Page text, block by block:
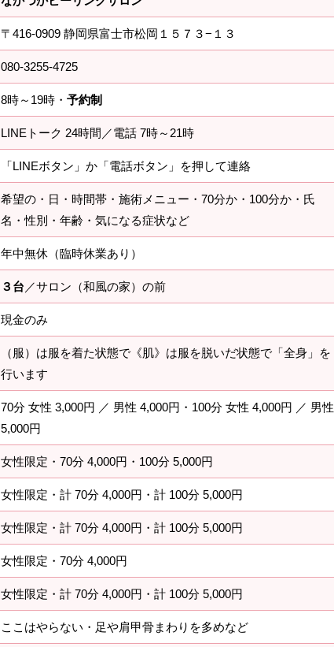
〒416-0909 静岡県富士市松岡１５７３−１３
080-3255-4725
8時～19時・予約制
LINEトーク 24時間／電話 7時～21時
「LINEボタン」か「電話ボタン」を押して連絡
希望の・日・時間帯・施術メニュー・70分か・100分か・氏
名・性別・年齢・気になる症状など
年中無休（臨時休業あり）
３台 ／サロン（和風の家）の前
現金のみ
（服）は服を着た状態で《肌》は服を脱いだ状態で「全身」を
行います
70分 女性 3,000円 ／ 男性 4,000円・100分 女性 4,000円 ／ 男性
5,000円
女性限定・70分 4,000円・100分 5,000円
女性限定・計 70分 4,000円・計 100分 5,000円
女性限定・計 70分 4,000円・計 100分 5,000円
女性限定・70分 4,000円
女性限定・計 70分 4,000円・計 100分 5,000円
ここはやらない・足や肩甲骨まわりを多めなど